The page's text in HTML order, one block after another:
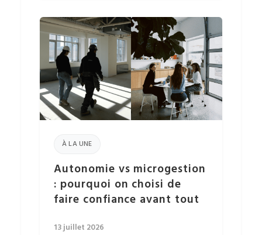
À LA UNE
Autonomie vs microgestion
: pourquoi on choisi de
faire confiance avant tout
13 juillet 2026